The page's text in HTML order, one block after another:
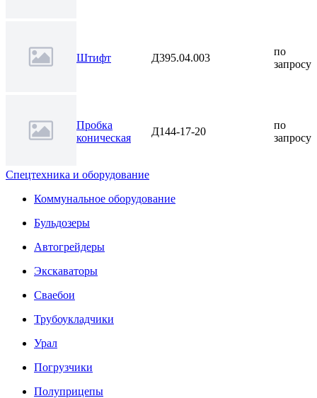
Штифт Д395.04.003
по
запросу
Пробка
коническая
Д144-17-20
по
запросу
Спецтехника и оборудование
Коммунальное оборудование
Бульдозеры
Автогрейдеры
Экскаваторы
Сваебои
Трубоукладчики
Урал
Погрузчики
Полуприцепы